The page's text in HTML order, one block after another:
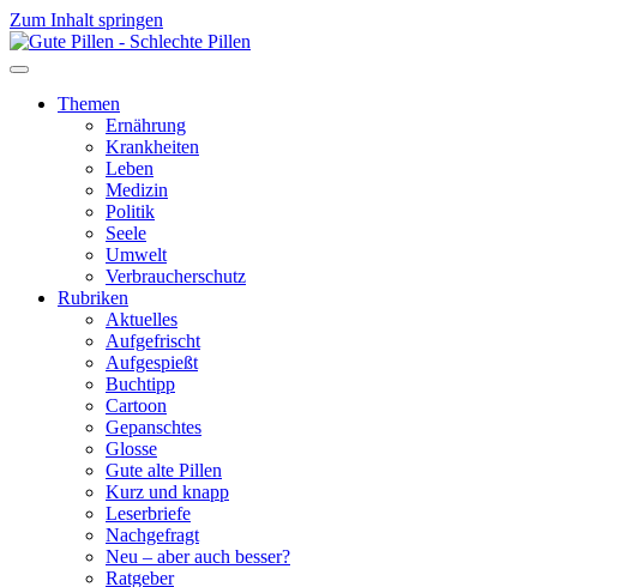
Zum Inhalt springen
Themen
Ernährung
Krankheiten
Leben
Medizin
Politik
Seele
Umwelt
Verbraucherschutz
Rubriken
Aktuelles
Aufgefrischt
Aufgespießt
Buchtipp
Cartoon
Gepanschtes
Glosse
Gute alte Pillen
Kurz und knapp
Leserbriefe
Nachgefragt
Neu – aber auch besser?
Ratgeber